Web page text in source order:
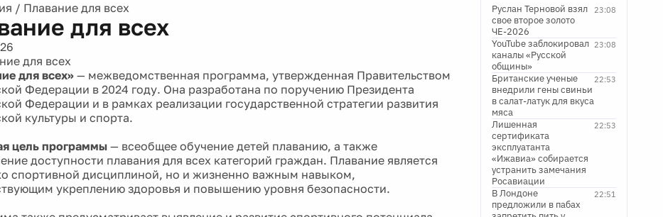
/ Плавание для всех
для всех
для всех» — межведомственная программа, утвержденная Правительством
Федерации в 2024 году. Она разработана по поручению Президента
Федерации и в рамках реализации государственной стратегии развития
культуры и спорта.
цель программы — всеобщее обучение детей плаванию, а также
доступности плавания для всех категорий граждан. Плавание является
спортивной дисциплиной, но и жизненно важным навыком,
укреплению здоровья и повышению уровня безопасности.
23:08
Руслан Терновой взял
свое второе золото
ЧЕ-2026
23:08
YouTube заблокировал
каналы «Русской
общины»
22:53
Британские ученые
внедрили гены свиньи
в салат-латук для вкуса
мяса
22:53
Лишенная
сертификата
эксплуатанта
«Ижавиа» собирается
устранить замечания
Росавиации
22:51
В Лондоне
предложили в пабах